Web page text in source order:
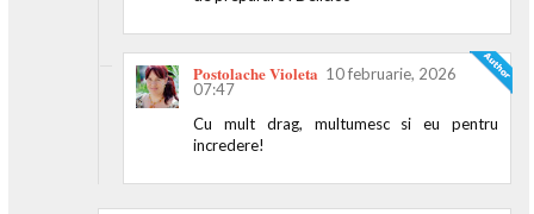
Postolache Violeta 10 februarie, 2026
07:47
Cu mult drag, multumesc si eu pentru
incredere!